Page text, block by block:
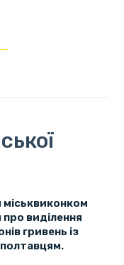
виділення
гривень із